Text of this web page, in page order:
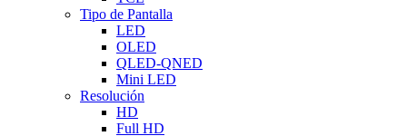
Tipo de Pantalla
LED
OLED
QLED-QNED
Mini LED
Resolución
HD
Full HD